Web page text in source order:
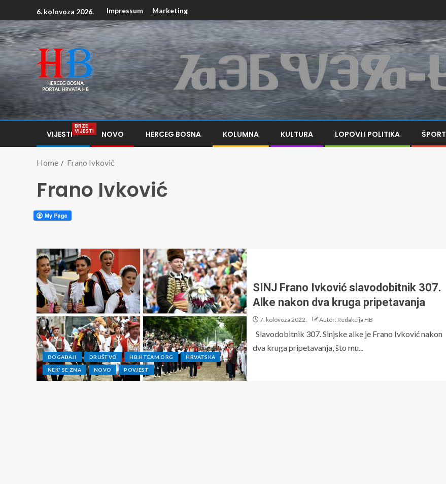
6. kolovoza 2026. Impressum Marketing
VIJESTI
BRZE
VIJESTI NOVO HERCEG BOSNA KOLUMNA KULTURA LOPOVI I POLITIKA ŠPORT
Home Frano Ivković
Frano Ivković
DOGAĐAJI DRUŠTVO HB.HTEAM.ORG HRVATSKA
NEK' SE ZNA NOVO POVJEST
SINJ Frano Ivković slavodobitnik 307.
Alke nakon dva kruga pripetavanja
7. kolovoza 2022. Autor: Redakcija HB
Slavodobitnik 307. Sinjske alke je Frano Ivković nakon
dva kruga pripetavanja, što mu...